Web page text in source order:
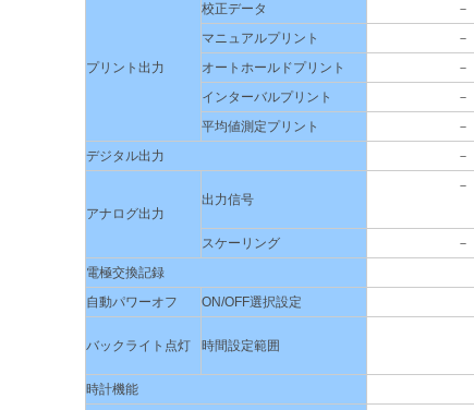
プリント出力
校正データ －
マニュアルプリント
－
オートホールドプリント
－
インターバルプリント
－
平均値測定プリント
－
デジタル出力
－
アナログ出力
出力信号
－
スケーリング －
電極交換記録
自動パワーオフ
ON/OFF選択設定
バックライト点灯 時間設定範囲
時計機能